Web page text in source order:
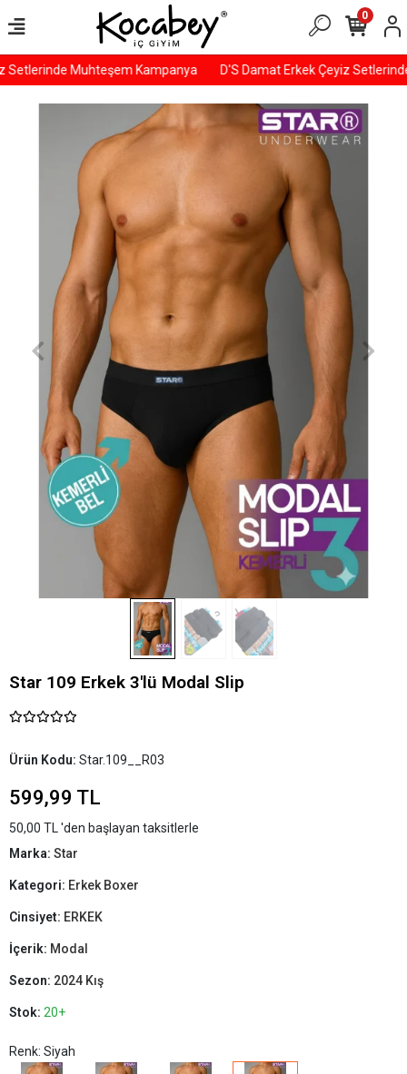
Muhteşem Kampanya D'S Damat Erkek Çeyiz
0
Star 109 Erkek 3'lü Modal Slip
Ürün Kodu: Star.109__R03
599,99 TL
50,00 TL 'den başlayan taksitlerle
Marka: Star
Kategori: Erkek Boxer
Cinsiyet: ERKEK
İçerik: Modal
Sezon: 2024 Kış
Stok: 20+
Renk: Siyah